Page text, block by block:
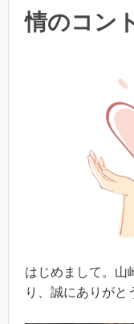
情のコン
はじめまして。山
り、誠にありがと